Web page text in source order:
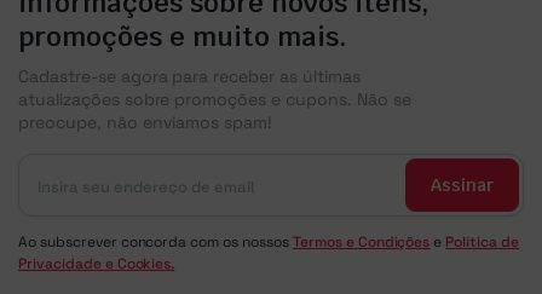
promoções e muito mais.
Cadastre-se agora para receber as últimas
atualizações sobre promoções e cupons. Não se
preocupe, não enviamos spam!
Assinar
Ao subscrever concorda com os nossosTermos e Condições e Política de
Privacidade e Cookies.